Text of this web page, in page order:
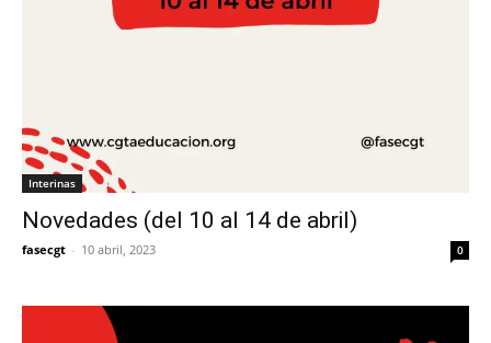
Interinas
Novedades (del 10 al 14 de abril)
fasecgt - 10 abril, 2023 0